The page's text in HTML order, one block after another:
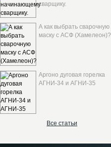
сварщику.
А как выбрать сварочную
маску с АСФ (Хамелеон)?
Аргоно дуговая горелка
АГНИ-34 и АГНИ-35
Все статьи